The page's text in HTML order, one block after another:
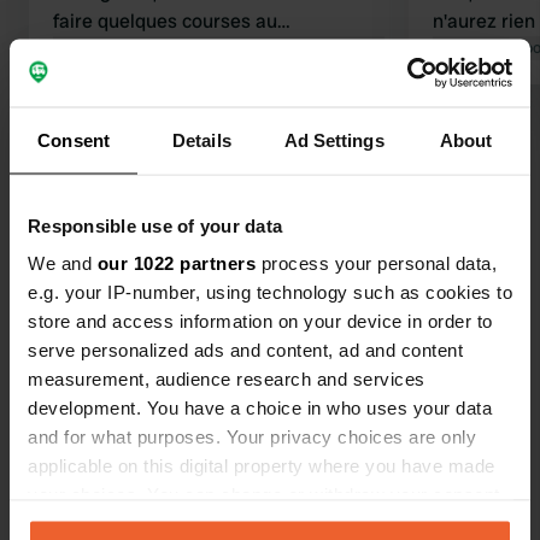
Consent Details Ad Settings About
Responsible use of your data
We and our 1022 partners process your personal data,
e.g. your IP-number, using technology such as cookies to
store and access information on your device in order to
serve personalized ads and content, ad and content
measurement, audience research and services
development. You have a choice in who uses your data
and for what purposes. Your privacy choices are only
applicable on this digital property where you have made
any time from the Cookie Declaration or by clicking on
faire quelques courses au
n'aurez
du Lidl est
nourriture
Traduit par
Voir tous les 34 avis
Contact
Emplacement
Wörpedorfer Straße
Copie